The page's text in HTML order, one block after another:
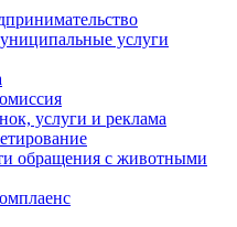
услуги
услуги и реклама
обращения с животными